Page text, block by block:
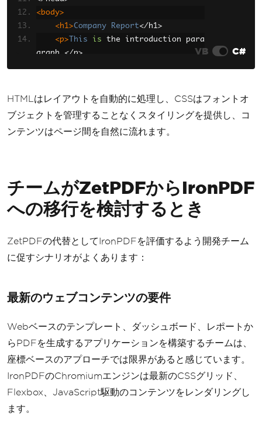
<body>
<h1>Company Report</ h1>
<p> This is the introduction para
graph .</p>
</
body
var renderer = new
ChromePdfRenderer
var pdf = renderer. RenderHtmlAsPdf(h
tml);
pdf.SaveAs("report.pdf" );
VB C#
HTMLはレイアウトを自動的に処理し、CSSはフォントオ
ブジェクトを管理することなくスタイリングを提供し、コ
ンテンツはページ間を自然に流れます。
チームがZetPDFからIronPDF
への移行を検討するとき
ZetPDFの代替としてIronPDFを評価するよう開発チーム
に促すシナリオがよくあります：
最新のウェブコンテンツの要件
Webベースのテンプレート、ダッシュボード、レポートか
らPDFを生成するアプリケーションを構築するチームは、
座標ベースのアプローチでは限界があると感じています。
IronPDFのChromiumエンジンは最新のCSSグリッド、
Flexbox、JavaScript駆動のコンテンツをレンダリングし
ます。